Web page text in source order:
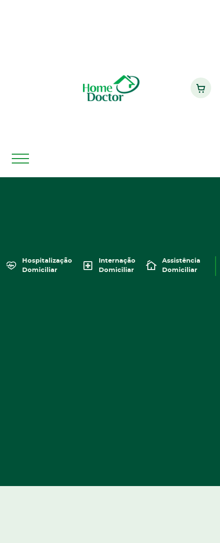
Hospitalização
Domiciliar
Internação
Domiciliar
Assistência
Domiciliar